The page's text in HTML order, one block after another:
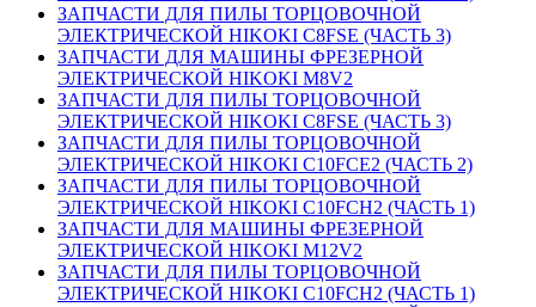
ЗАПЧАСТИ ДЛЯ ПИЛЫ ТОРЦОВОЧНОЙ
ЭЛЕКТРИЧЕСКОЙ HIKOKI C8FSE (ЧАСТЬ 3)
ЗАПЧАСТИ ДЛЯ МАШИНЫ ФРЕЗЕРНОЙ
ЭЛЕКТРИЧЕСКОЙ HIKOKI M8V2
ЗАПЧАСТИ ДЛЯ ПИЛЫ ТОРЦОВОЧНОЙ
ЭЛЕКТРИЧЕСКОЙ HIKOKI C8FSE (ЧАСТЬ 3)
ЗАПЧАСТИ ДЛЯ ПИЛЫ ТОРЦОВОЧНОЙ
ЭЛЕКТРИЧЕСКОЙ HIKOKI C10FCE2 (ЧАСТЬ 2)
ЗАПЧАСТИ ДЛЯ ПИЛЫ ТОРЦОВОЧНОЙ
ЭЛЕКТРИЧЕСКОЙ HIKOKI C10FCH2 (ЧАСТЬ 1)
ЗАПЧАСТИ ДЛЯ МАШИНЫ ФРЕЗЕРНОЙ
ЭЛЕКТРИЧЕСКОЙ HIKOKI M12V2
ЗАПЧАСТИ ДЛЯ ПИЛЫ ТОРЦОВОЧНОЙ
ЭЛЕКТРИЧЕСКОЙ HIKOKI C10FCH2 (ЧАСТЬ 1)